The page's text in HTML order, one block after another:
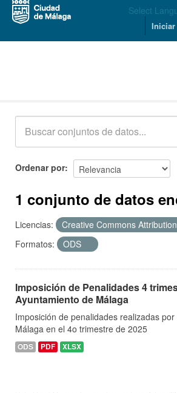
Select
Iniciar
Acerca de
Ordenar por
1 conjunto de datos
Licencias:
Creative Commons Attribution
Formatos:
ODS
Imposición de Penalidades 4
Ayuntamiento de Málaga
Imposición de penalidades realizadas
Málaga en el 4o trimestre de 2025
ODS PDF XLSX